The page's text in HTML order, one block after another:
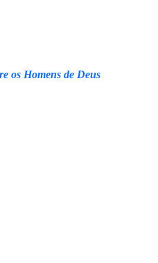
os Homens de Deus